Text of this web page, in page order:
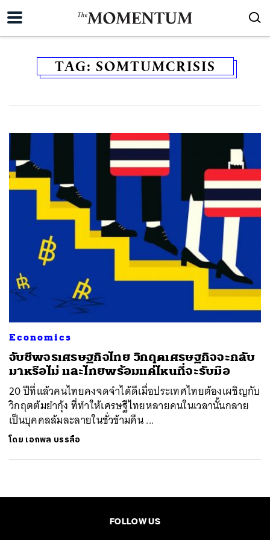
TAG: SOMTUMCRISIS
Economics
จับชีพจรเศรษฐกิจไทย วิกฤตเศรษฐกิจจะกลับ
มาหรือไม่ และไทยพร้อมแค่ไหนที่จะรับมือ
20 ปีที่แล้วคนไทยคงจดจำได้ดีเมื่อประเทศไทยต้องเผชิญกับ
วิกฤตต้มยำกุ้ง ที่ทำให้เศรษฐีไทยหลายคนในเวลานั้นกลาย
เป็นบุคคลล้มละลายในชั่วข้ามคืน ...
โดย เอกพล บรรลือ
FOLLOW US
ค้นหา
SHARE EMAIL